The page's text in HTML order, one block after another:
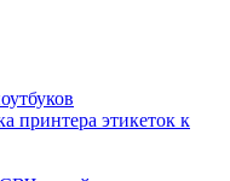
принтера этикеток к